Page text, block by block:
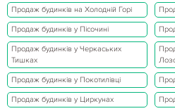
Продаж будинків на Холодній Горі
Продаж будинків у Пісочині
Продаж будинків у Черкаських
Тишках
Продаж будинків у Покотилівці
Продаж будинків у Циркунах